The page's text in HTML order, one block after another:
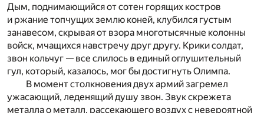
Дым, поднимающийся от сотен горящих костров
и ржание топчущих землю коней, клубился густым
занавесом, скрывая от взора многотысячные колонны
войск, мчащихся навстречу друг другу. Крики солдат,
звон кольчуг — все слилось в единый оглушительный
гул, который, казалось, мог бы достигнуть Олимпа.
В момент столкновения двух армий загремел
ужасающий, леденящий душу звон. Звук скрежета
металла о металл, рассекающего воздух с невероятной